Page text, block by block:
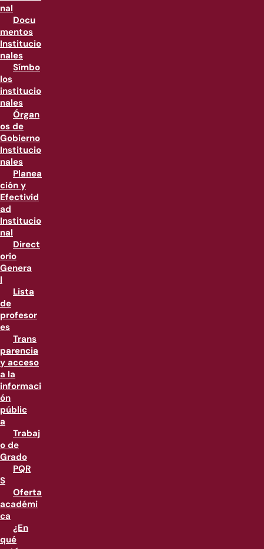
nal
Docu
mentos
Institucio
nales
Símbo
los
institucio
nales
Órgan
os de
Gobierno
Institucio
nales
Planea
ción y
Efectivid
ad
Institucio
nal
Direct
orio
Genera
l
Lista
de
profesor
es
Trans
parencia
y acceso
a la
informaci
ón
públic
a
Trabaj
o de
Grado
PQR
S
Oferta
académi
ca
¿En
qué